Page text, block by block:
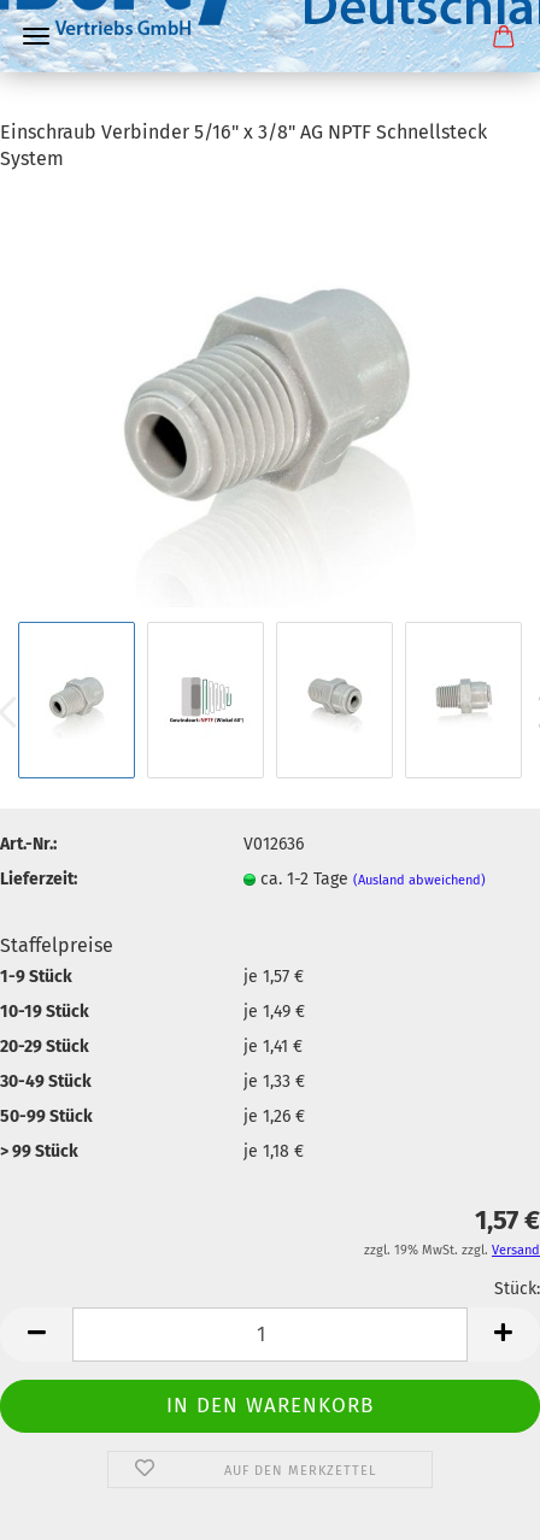
Einschraub Verbinder 5/16" x 3/8" AG NPTF Schnellsteck
System
Art.-Nr.:
V012636
Lieferzeit:
ca. 1-2 Tage (Ausland abweichend)
Staffelpreise
1-9 Stück
je 1,57 €
10-19 Stück
je 1,49 €
20-29 Stück
je 1,41 €
30-49 Stück
je 1,33 €
50-99 Stück
je 1,26 €
> 99 Stück
je 1,18 €
1,57 €
zzgl. 19% MwSt. zzgl. Versand
Stück:
AUF DEN MERKZETTEL